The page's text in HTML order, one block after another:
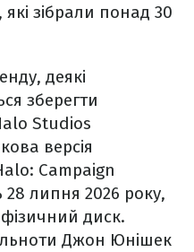
зібрали понад 30
деякі
зберегти
Studios
версія
Campaign
липня 2026 року,
диск.
Джон Юнішек